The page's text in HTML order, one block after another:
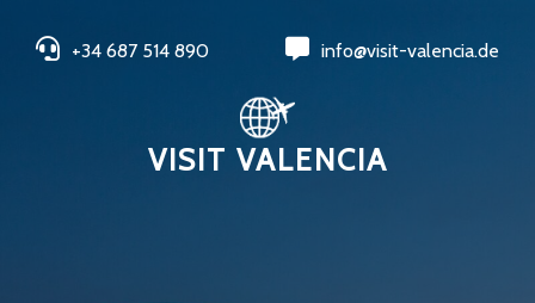
+34 687 514 890 info@visit-valencia.de
VISIT VALENCIA